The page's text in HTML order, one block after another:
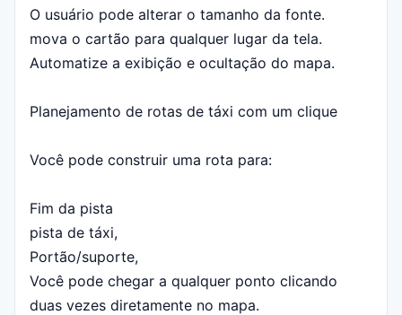
O usuário pode alterar o tamanho da fonte.
mova o cartão para qualquer lugar da tela.
Automatize a exibição e ocultação do mapa.
Planejamento de rotas de táxi com um clique
Você pode construir uma rota para:
Fim da pista
pista de táxi,
Portão/suporte,
Você pode chegar a qualquer ponto clicando
duas vezes diretamente no mapa.